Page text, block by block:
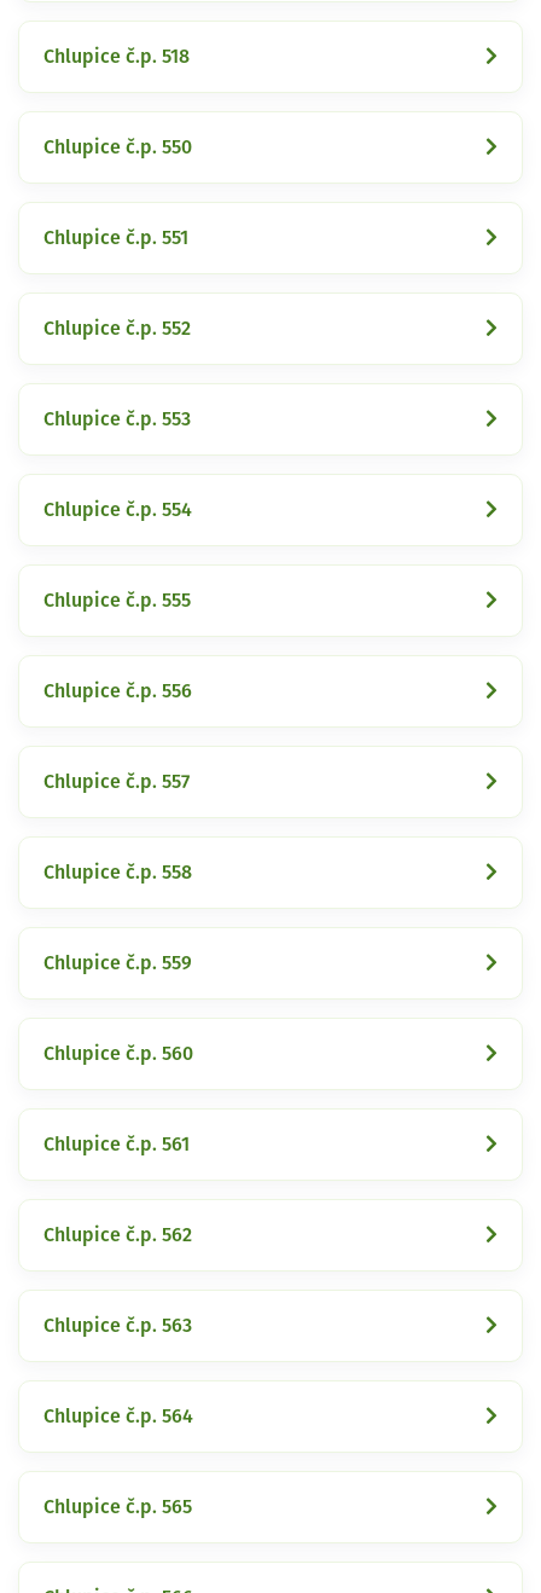
Chlupice č.p. 518
Chlupice č.p. 550
Chlupice č.p. 551
Chlupice č.p. 552
Chlupice č.p. 553
Chlupice č.p. 554
Chlupice č.p. 555
Chlupice č.p. 556
Chlupice č.p. 557
Chlupice č.p. 558
Chlupice č.p. 559
Chlupice č.p. 560
Chlupice č.p. 561
Chlupice č.p. 562
Chlupice č.p. 563
Chlupice č.p. 564
Chlupice č.p. 565